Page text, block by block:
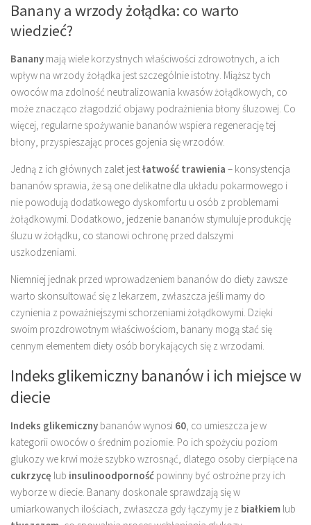
Banany a wrzody żołądka: co warto
wiedzieć?
Banany mają wiele korzystnych właściwości zdrowotnych, a ich
wpływ na wrzody żołądka jest szczególnie istotny. Miąższ tych
owoców ma zdolność neutralizowania kwasów żołądkowych, co
może znacząco złagodzić objawy podrażnienia błony śluzowej. Co
więcej, regularne spożywanie bananów wspiera regenerację tej
błony, przyspieszając proces gojenia się wrzodów.
Jedną z ich głównych zalet jestłatwość trawienia – konsystencja
bananów sprawia, że są one delikatne dla układu pokarmowego i
nie powodują dodatkowego dyskomfortu u osób z problemami
żołądkowymi. Dodatkowo, jedzenie bananów stymuluje produkcję
śluzu w żołądku, co stanowi ochronę przed dalszymi
uszkodzeniami.
Niemniej jednak przed wprowadzeniem bananów do diety zawsze
warto skonsultować się z lekarzem, zwłaszcza jeśli mamy do
czynienia z poważniejszymi schorzeniami żołądkowymi. Dzięki
swoim prozdrowotnym właściwościom, banany mogą stać się
cennym elementem diety osób borykających się z wrzodami.
Indeks glikemiczny bananów i ich miejsce w
diecie
Indeks glikemiczny bananów wynosi 60, co umieszcza je w
kategorii owoców o średnim poziomie. Po ich spożyciu poziom
glukozy we krwi może szybko wzrosnąć, dlatego osoby cierpiące na
cukrzycę lub insulinoodporność powinny być ostrożne przy ich
wyborze w diecie. Banany doskonale sprawdzają się w
umiarkowanych ilościach, zwłaszcza gdy łączymy je z białkiem lub